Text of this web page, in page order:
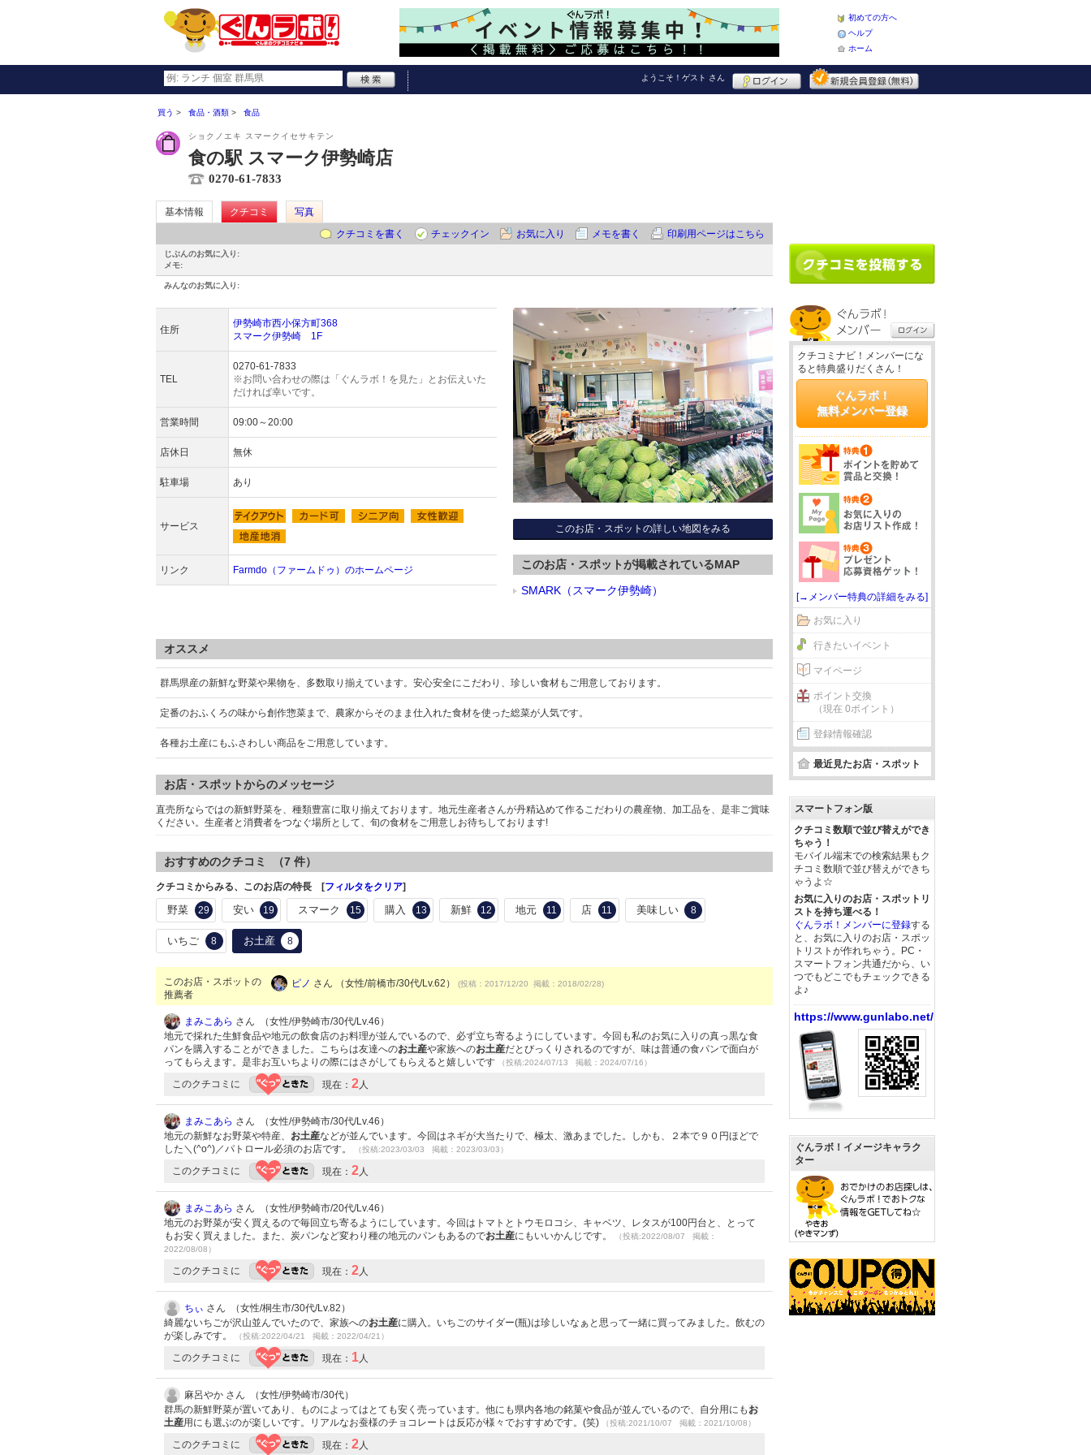
初めての方へ
ヘルプ
ホーム
ようこそ！ ゲスト さん
買う 食品・酒類 食品
ショクノエキ スマークイセサキテン
食の駅 スマーク伊勢崎店
0270-61-7833
基本情報 クチコミ
写真
クチコミを書く
チェックイン お気に入り メモを書く 印刷用ページはこちら
じぶんのお気に入り:
メモ:
みんなのお気に入り:
住所
伊勢崎市西小保方町368
スマーク伊勢崎 1F
TEL
0270-61-7833
※お問い合わせの際は「ぐんラボ！を見た」とお伝えいた
だければ幸いです。
営業時間 09:00～20:00
店休日 無休
駐車場 あり
サービス
リンク Farmdo（ファームドゥ）のホームページ
このお店・スポットの詳しい地図をみる
このお店・スポットが掲載されているMAP
SMARK（スマーク伊勢崎）
オススメ
群馬県産の新鮮な野菜や果物を、多数取り揃えています。安心安全にこだわり、珍しい食材もご用意しております。
定番のおふくろの味から創作惣菜まで、農家からそのまま仕入れた食材を使った総菜が人気です。
各種お土産にもふさわしい商品をご用意しています。
お店・スポットからのメッセージ
直売所ならではの新鮮野菜を、種類豊富に取り揃えております。地元生産者さんが丹精込めて作るこだわりの農産物、加工品を、是非ご賞味
ください。生産者と消費者をつなぐ場所として、旬の食材をご用意しお待ちしております!
おすすめのクチコミ （7 件）
クチコミからみる、このお店の特長 [フィルタをクリア]
野菜 29 安い 19 スマーク 15 購入 13 新鮮 12 地元 11 店 11 美味しい 8
いちご 8 お土産 8
このお店・スポットの
推薦者
ピノ さん （女性/前橋市/30代/Lv.62） (投稿：2017/12/20 掲載：2018/02/28)
まみこあら さん （女性/伊勢崎市/30代/Lv.46）
地元で採れた生鮮食品や地元の飲食店のお料理が並んでいるので、必ず立ち寄るようにしています。今回も私のお気に入りの真っ黒な食
パンを購入することができました。こちらは友達へのお土産や家族へのお土産だとびっくりされるのですが、味は普通の食パンで面白が
ってもらえます。是非お互いちよりの際にはさがしてもらえると嬉しいです
（投稿:2024/07/13 掲載：2024/07/16）
このクチコミに 現在： 2人
まみこあら さん （女性/伊勢崎市/30代/Lv.46）
地元の新鮮なお野菜や特産、 お土産などが並んでいます。今回はネギが大当たりで、極太、激あまでした。しかも、２本で９０円ほどで
した＼(^o^)／パトロール必須のお店です。
（投稿:2023/03/03 掲載：2023/03/03）
このクチコミに 現在： 2人
まみこあら さん （女性/伊勢崎市/20代/Lv.46）
地元のお野菜が安く買えるので毎回立ち寄るようにしています。今回はトマトとトウモロコシ、キャベツ、レタスが100円台と、とって
もお安く買えました。また、炭パンなど変わり種の地元のパンもあるのでお土産にもいいかんじです。
（投稿:2022/08/07 掲載：
2022/08/08）
このクチコミに 現在： 2人
ちぃ さん （女性/桐生市/30代/Lv.82）
綺麗ないちごが沢山並んでいたので、家族へのお土産に購入。いちごのサイダー(瓶)は珍しいなぁと思って一緒に買ってみました。飲むの
が楽しみです。
（投稿:2022/04/21 掲載：2022/04/21）
このクチコミに 現在： 1人
麻呂やか さん （女性/伊勢崎市/30代）
群馬の新鮮野菜が置いてあり、ものによってはとても安く売っています。他にも県内各地の銘菓や食品が並んでいるので、自分用にも お
土産用にも選ぶのが楽しいです。リアルなお蚕様のチョコレートは反応が様々でおすすめです。(笑) （投稿:2021/10/07 掲載：2021/10/08）
このクチコミに 現在： 2人
クチコミナビ！メンバーにな
ると特典盛りだくさん！
ぐんラボ！
無料メンバー登録
[→メンバー特典の詳細をみる]
お気に入り
行きたいイベント
マイページ
ポイント交換
（現在 0ポイント）
登録情報確認
最近見たお店・スポット
スマートフォン版
クチコミ数順で並び替えができ
ちゃう！
モバイル端末での検索結果もク
チコミ数順で並び替えができち
ゃうよ☆
お気に入りのお店・スポットリ
ストを持ち運べる！
ぐんラボ！メンバーに登録する
と、お気に入りのお店・スポッ
トリストが作れちゃう。PC・
スマートフォン共通だから、い
つでもどこでもチェックできる
よ♪
https://www.gunlabo.net/
ぐんラボ！イメージキャラク
ター